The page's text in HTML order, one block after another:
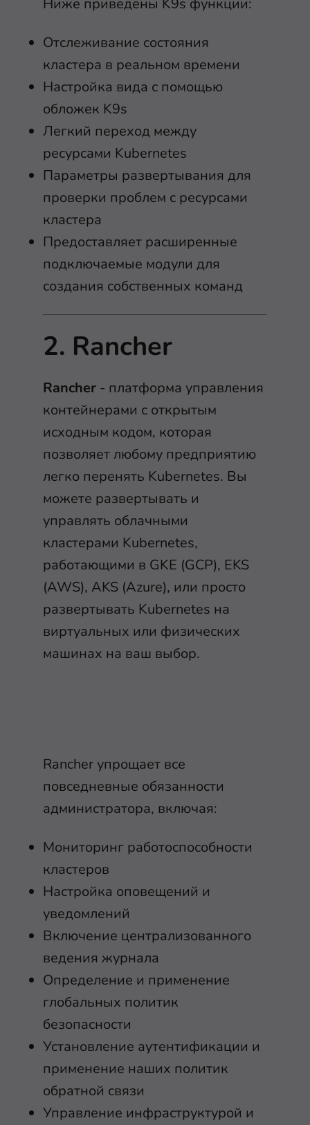
Ниже приведены K9s функции:
Отслеживание состояния
кластера в реальном времени
Настройка вида с помощью
обложек K9s
Легкий переход между
ресурсами Kubernetes
Параметры развертывания для
проверки проблем с ресурсами
кластера
Предоставляет расширенные
подключаемые модули для
создания собственных команд
2. Rancher
Rancher - платформа управления
контейнерами с открытым
исходным кодом, которая
позволяет любому предприятию
легко перенять Kubernetes. Вы
можете развертывать и
управлять облачными
кластерами Kubernetes,
работающими в GKE (GCP), EKS
(AWS), AKS (Azure), или просто
развертывать Kubernetes на
виртуальных или физических
машинах на ваш выбор.
Rancher упрощает все
повседневные обязанности
администратора, включая:
Мониторинг работоспособности
кластеров
Настройка оповещений и
уведомлений
Включение централизованного
ведения журнала
Определение и применение
глобальных политик
безопасности
Установление аутентификации и
применение наших политик
обратной связи
Управление инфраструктурой и